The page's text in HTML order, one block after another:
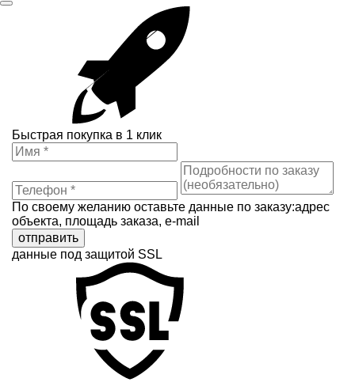
Быстрая покупка в 1 клик
По своему желанию оставьте данные по заказу:адрес
объекта, площадь заказа, e-mail
отправить
данные под защитой SSL